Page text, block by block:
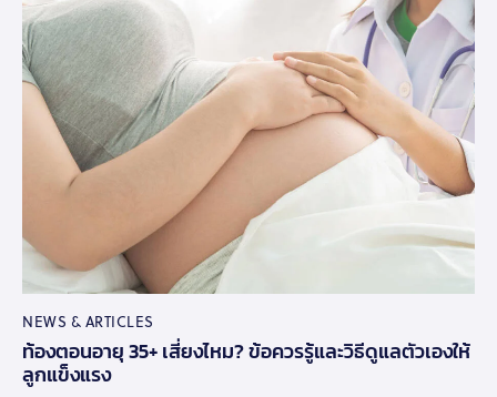
NEWS & ARTICLES
ท้องตอนอายุ 35+ เสี่ยงไหม? ข้อควรรู้และวิธีดูแลตัวเองให้
ลูกแข็งแรง